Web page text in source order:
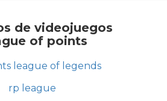
de videojuegos
of points
league of legends
rp league